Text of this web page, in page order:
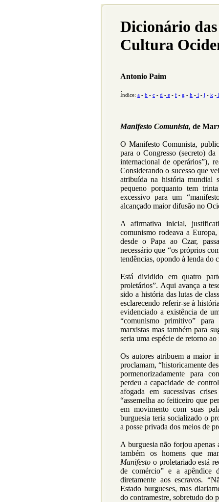
Dicionário
Cultura
Antonio Paim
Índice: a - b - c - d - e - f - g - h - i - j - k - l
Manifesto Comunista, de
O Manifesto Comunista,
para o Congresso (secreto)
internacional de operários”),
Considerando o sucesso que
atribuída na história mundial
pequeno porquanto tem
excessivo para um
alcançado maior difusão no
A afirmativa inicial,
comunismo rodeava a
desde o Papa ao Czar,
necessário que “os próprios
tendências, opondo à lenda do
Está dividido em quatro
proletários”. Aqui avança a
sido a história das lutas de
esclarecendo referir-se à
evidenciado a existência de
“comunismo primitivo”
marxistas mas também para
seria uma espécie de retorno
Os autores atribuem a maior
proclamam, “historicamente
pormenorizadamente para
perdeu a capacidade de
afogada em sucessivas
“assemelha ao feiticeiro que
em movimento com suas
burguesia teria socializado o
a posse privada dos meios de
A burguesia não forjou apenas
também os homens que
Manifesto o proletariado está
de comércio” e a apêndice
diretamente aos escravos.
Estado burgueses, mas
do contramestre, sobretudo do